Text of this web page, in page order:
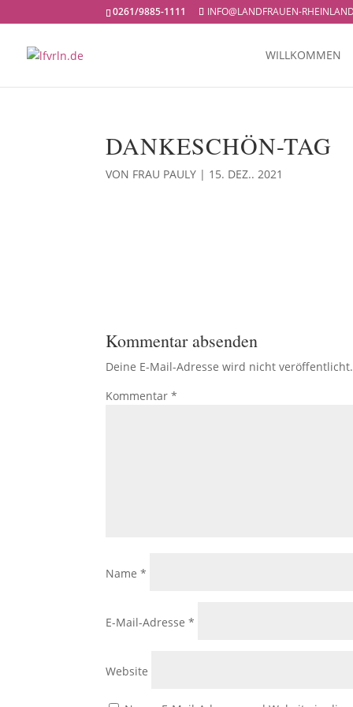
0261/9885-1111 INFO@LANDFRAUEN-
WILLKOMMEN
DANKESCHÖN-TAG
VON FRAU PAULY | 15. DEZ.. 2021
Kommentar absenden
Deine E-Mail-Adresse wird nicht veröffentlicht.
Kommentar*
Name*
E-Mail-Adresse*
Website